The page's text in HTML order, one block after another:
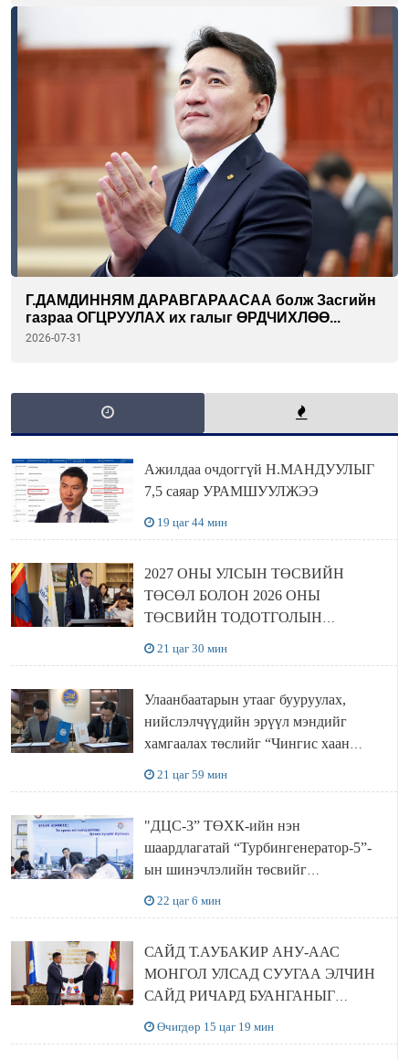
Г.ДАМДИННЯМ ДАРАВГАРААСАА болж Засгийн
газраа ОГЦРУУЛАХ их галыг ӨРДЧИХЛӨӨ...
2026-07-31
Ажилдаа очдоггүй Н.МАНДУУЛЫГ
7,5 саяар УРАМШУУЛЖЭЭ
19 цаг 44 мин
2027 ОНЫ УЛСЫН ТӨСВИЙН
ТӨСӨЛ БОЛОН 2026 ОНЫ
ТӨСВИЙН ТОДОТГОЛЫН
21 цаг 30 мин
Улаанбаатарын утааг бууруулах,
нийслэлчүүдийн эрүүл мэндийг
хамгаалах төслийг “Чингис хаан
21 цаг 59 мин
"ДЦС-3” ТӨХК-ийн нэн
шаардлагатай “Турбингенератор-5”-
ын шинэчлэлийн төсвийг
22 цаг 6 мин
САЙД Т.АУБАКИР АНУ-ААС
МОНГОЛ УЛСАД СУУГАА ЭЛЧИН
САЙД РИЧАРД БУАНГАНЫГ
Өчигдөр 15 цаг 19 мин